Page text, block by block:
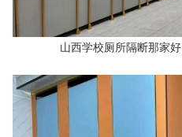
山西学校厕所隔断那家好